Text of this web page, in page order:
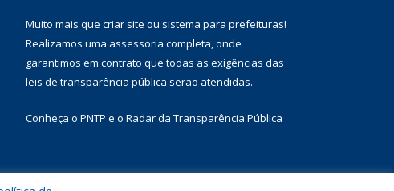
Muito mais que criar site ou sistema para prefeituras!
Realizamos uma assessoria completa, onde
garantimos em contrato que todas as exigências das
leis de transparência pública serão atendidas.
Conheça o PNTP e o Radar da Transparência Pública